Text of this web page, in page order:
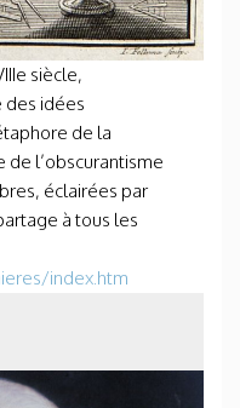
e siècle,
des idées
de la
l’obscurantisme
éclairées par
à tous les
index.htm